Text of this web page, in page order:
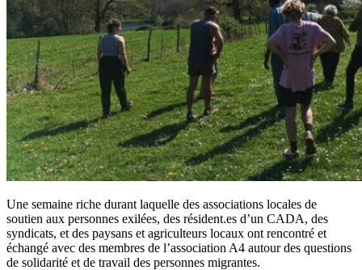
Une semaine riche durant laquelle des associations locales de
soutien aux personnes exilées, des résident.es d’un CADA, des
syndicats, et des paysans et agriculteurs locaux ont rencontré et
échangé avec des membres de l’association A4 autour des questions
de solidarité et de travail des personnes migrantes.